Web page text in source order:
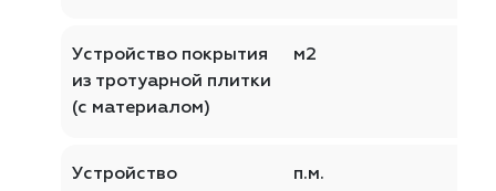
Устройство покрытия
из тротуарной плитки
(с материалом)
м2
Устройство
п.м.